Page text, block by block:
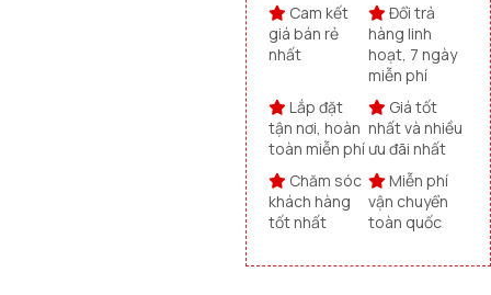
Cam kết
giá bán rẻ
nhất
Đổi trả
hàng linh
hoạt, 7 ngày
miễn phí
Lắp đặt
tận nơi, hoàn
toàn miễn phí
Giá tốt
nhất và nhiều
ưu đãi nhất
Chăm sóc
khách hàng
tốt nhất
Miễn phí
vận chuyển
toàn quốc